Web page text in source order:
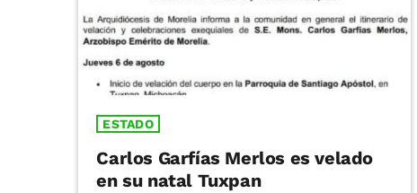
ESTADO
Carlos Garfías Merlos es velado
en su natal Tuxpan